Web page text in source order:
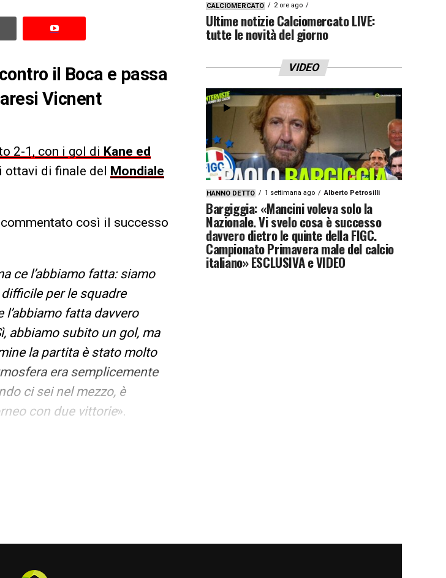
il Boca e passa
Vicnent
2-1, con i gol di Kane ed
ottavi di finale del Mondiale
commentato così il successo
ce l’abbiamo fatta: siamo
per le squadre
fatta davvero
abbiamo subito un gol, ma
la partita è stato molto
era semplicemente
ci sei nel mezzo, è
con due vittorie».
CALCIOMERCATO 2 ore ago
Ultime notizie Calciomercato LIVE:
tutte le novità del giorno
VIDEO
HANNO DETTO 1 settimana ago Alberto Petrosilli
Bargiggia: «Mancini voleva solo la
Nazionale. Vi svelo cosa è successo
davvero dietro le quinte della FIGC.
Campionato Primavera male del calcio
italiano» ESCLUSIVA e VIDEO